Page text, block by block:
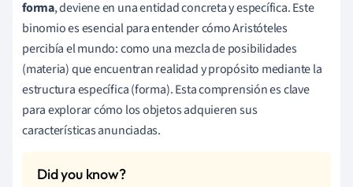
forma, deviene en una entidad concreta y específica. Este
binomio es esencial para entender cómo Aristóteles
percibía el mundo: como una mezcla de posibilidades
(materia) que encuentran realidad y propósito mediante la
estructura específica (forma). Esta comprensión es clave
para explorar cómo los objetos adquieren sus
características anunciadas.